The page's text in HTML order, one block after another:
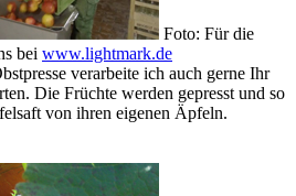
Foto: Für die
bei www.lightmark.de
verarbeite ich auch gerne Ihr
Die Früchte werden gepresst und so
von ihren eigenen Äpfeln.